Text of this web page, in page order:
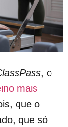
, o
mais
que o
que só